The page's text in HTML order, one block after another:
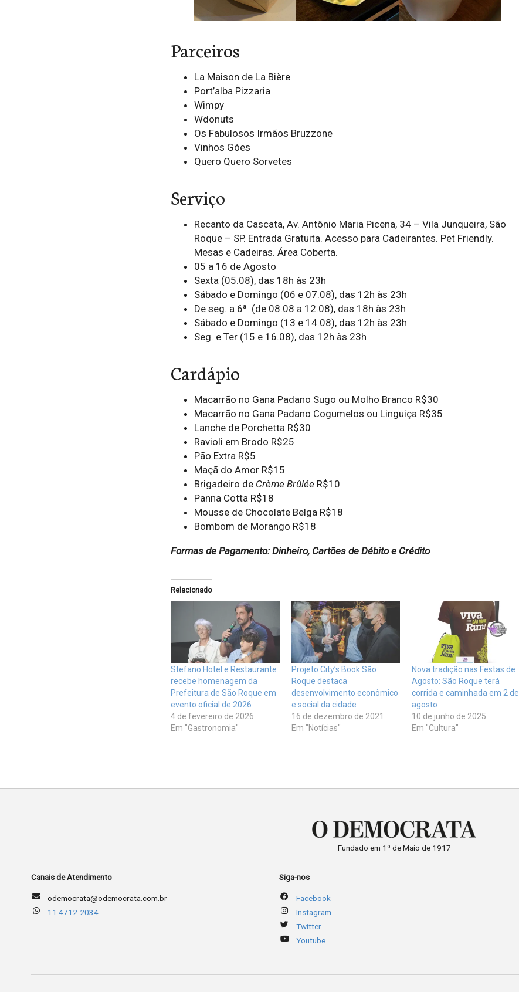
Parceiros
La Maison de La Bière
Port’alba Pizzaria
Wimpy
Wdonuts
Os Fabulosos Irmãos Bruzzone
Vinhos Góes
Quero Quero Sorvetes
Serviço
Recanto da Cascata, Av. Antônio Maria Picena, 34 – Vila Junqueira, São
Roque – SP. Entrada Gratuita. Acesso para Cadeirantes. Pet Friendly.
Mesas e Cadeiras. Área Coberta.
05 a 16 de Agosto
Sexta (05.08), das 18h às 23h
Sábado e Domingo (06 e 07.08), das 12h às 23h
De seg. a 6ª (de 08.08 a 12.08), das 18h às 23h
Sábado e Domingo (13 e 14.08), das 12h às 23h
Seg. e Ter (15 e 16.08), das 12h às 23h
Cardápio
Macarrão no Gana Padano Sugo ou Molho Branco R$30
Macarrão no Gana Padano Cogumelos ou Linguiça R$35
Lanche de Porchetta R$30
Ravioli em Brodo R$25
Pão Extra R$5
Maçã do Amor R$15
Brigadeiro de Crème Brûlée R$10
Panna Cotta R$18
Mousse de Chocolate Belga R$18
Bombom de Morango R$18
Formas de Pagamento: Dinheiro, Cartões de Débito e Crédito
Relacionado
Stefano Hotel e Restaurante
recebe homenagem da
Prefeitura de São Roque em
evento oficial de 2026
4 de fevereiro de 2026
Em "Gastronomia"
Projeto City’s Book São
Roque destaca
desenvolvimento econômico
e social da cidade
16 de dezembro de 2021
Em "Notícias"
Nova tradição nas Festas de
Agosto: São Roque terá
corrida e caminhada em 2 de
agosto
10 de junho de 2025
Em "Cultura"
Fundado em 1º de Maio de 1917
Canais de Atendimento
odemocrata@odemocrata.com.br
11 4712-2034
Siga-nos
Facebook
Instagram
Twitter
Youtube